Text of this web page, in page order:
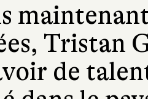
Tristan
de